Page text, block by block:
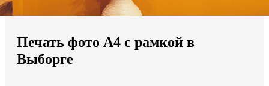
Мы доставляем по всему миру
Продолжить без города
Печать фото А4 с рамкой в
Выборге